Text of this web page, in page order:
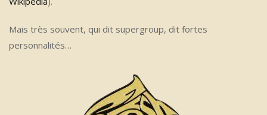
Mais très souvent, qui dit supergroup, dit fortes
personnalités…